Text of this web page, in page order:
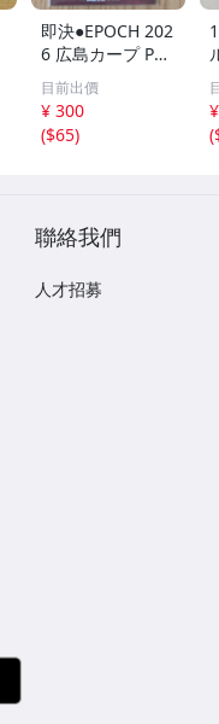
即決●EPOCH 202
6 広島カープ PRE
MIER EDITION
小園海斗 /50枚限
定 インサートカ
ード TIME TO SH
目前出價
¥ 300
($65)
(
聯絡我們
人才招募